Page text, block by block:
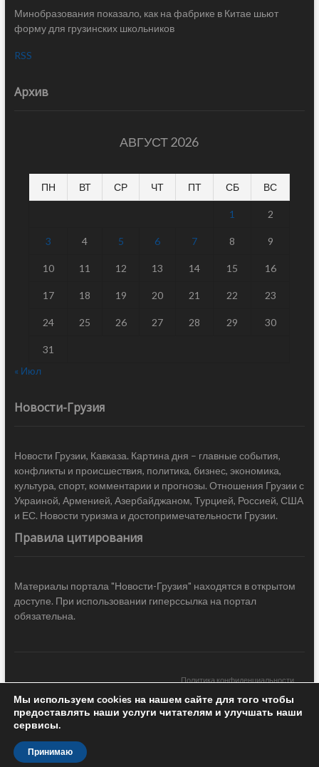
Минобразования показало, как на фабрике в Китае шьют
форму для грузинских школьников
RSS
Архив
АВГУСТ 2026
ПН ВТ СР ЧТ ПТ СБ ВС
1 2
3 4 5 6 7 8 9
10 11 12 13 14 15 16
17 18 19 20 21 22 23
24 25 26 27 28 29 30
31
« Июл
Новости-Грузия
Новости Грузии, Кавказа. Картина дня – главные события,
конфликты и происшествия, политика, бизнес, экономика,
культура, спорт, комментарии и прогнозы. Отношения Грузии с
Украиной, Арменией, Азербайджаном, Турцией, Россией, США
и ЕС. Новости туризма и достопримечательности Грузии.
Правила цитирования
Материалы портала "Новости-Грузия" находятся в открытом
доступе. При использовании гиперссылка на портал
обязательна.
Политика конфиденциальности
Новости Грузии| Black Sea Press LTD © 2020 All Rights Reserved /
Design & development —
Мы используем cookies на нашем сайте для того чтобы
предоставлять наши услуги читателям и улучшать наши
сервисы.
Принимаю